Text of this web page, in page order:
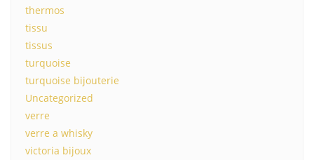
thermos
tissu
tissus
turquoise
turquoise bijouterie
Uncategorized
verre
verre a whisky
victoria bijoux